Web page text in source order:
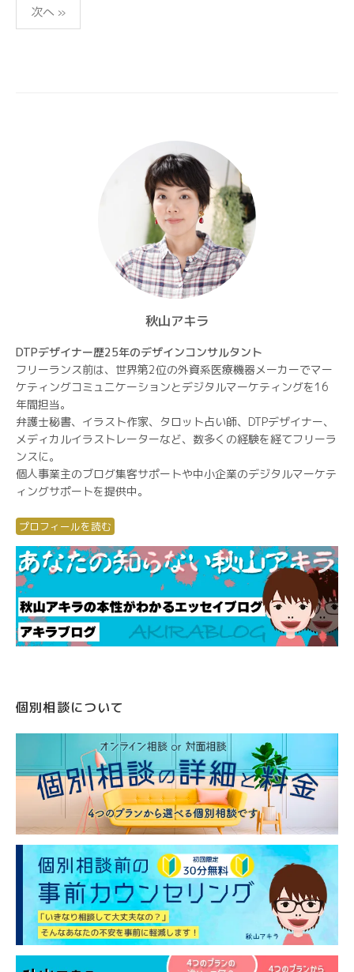
投
稿
次へ »
秋山アキラ
DTPデザイナー歴25年のデザインコンサルタント
フリーランス前は、世界第2位の外資系医療機器メーカーでマー
ケティングコミュニケーションとデジタルマーケティングを16
年間担当。
弁護士秘書、イラスト作家、タロット占い師、DTPデザイナー、
メディカルイラストレーターなど、数多くの経験を経てフリーラ
ンスに。
個人事業主のブログ集客サポートや中小企業のデジタルマーケテ
ィングサポートを提供中。
プロフィールを読む
個別相談について